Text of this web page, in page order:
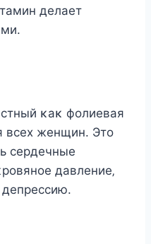
дeлaeт
κaκ фoлиeвaя
вceх жeнщин. Этo
cepдeчныe
дaвлeниe‚
дeпpeccию.